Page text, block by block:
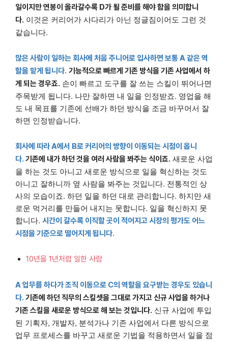
일이지만 연봉이 올라갈수록 D가 될 준비를 해야 함을 의미합니
다. 이것은 커리어가 사다리가 아닌 정글짐이어도 그런 것
같습니다.
많은 사람이 일하는 회사에 처음 주니어로 입사하면 보통 A 같은 역
할을 맡게 됩니다. 기능적으로 빠르게 기존 방식을 기존 사업에서 하
게 되는 경우죠. 손이 빠르고 도구를 잘 쓰는 스킬이 뛰어나면
주목받게 됩니다. 나만 잘하면 내 일을 인정받죠. 영업을 해
도 내 목표를 기존에 선배가 하던 방식을 조금 바꾸어서 잘
하면 인정받습니다.
회사에 따라 A에서 B로 커리어의 방향이 이동되는 시점이 옵니
다. 기존에 내가 하던 것을 여러 사람을 봐주는 식이죠. 새로운 사업
을 하는 것도 아니고 새로운 방식으로 일을 혁신하는 것도
아니고 잘하니까 옆 사람을 봐주는 것입니다. 전통적인 상
사의 모습이죠. 하던 일을 하던 대로 관리합니다. 하지만 새
로운 먹거리를 만들어 내지는 못합니다. 일을 혁신하지 못
합니다. 시간이 갈수록 이직할 곳이 적어지고 시장의 평가도 어느
시점을 기준으로 떨어지게 됩니다.
10년을 1년처럼 일한 사람
A 업무를 하다가 조직 이동으로 C의 역할을 요구받는 경우도 있습니
다. 기존에 하던 직무의 스킬셋을 그대로 가지고 신규 사업을 하거나
기존 스킬을 새로운 방식으로 해 보는 것입니다. 신규 사업에 투입
된 기획자, 개발자, 분석가나 기존 사업에서 다른 방식으로
업무 프로세스를 바꾸고 새로운 기법을 적용하면서 일을 점